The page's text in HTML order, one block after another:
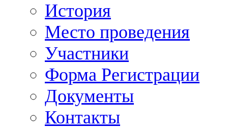
История
Место проведения
Участники
Форма Регистрации
Документы
Контакты